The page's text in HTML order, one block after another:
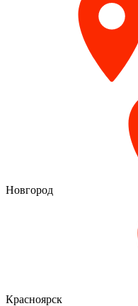
Новгород
Красноярск